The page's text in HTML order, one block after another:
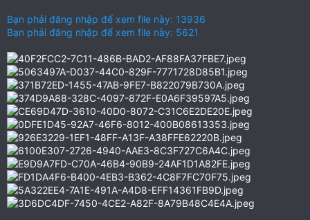
Bạn phải đăng nhập để xem file này: 13936
Bạn phải đăng nhập để xem file này: 5621